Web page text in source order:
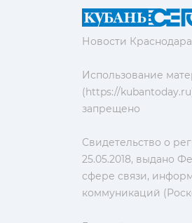
Новости
Использование
(https://
запрещено
Свидетельство о
25.05.2018, выдано
сфере связи,
коммуникаций